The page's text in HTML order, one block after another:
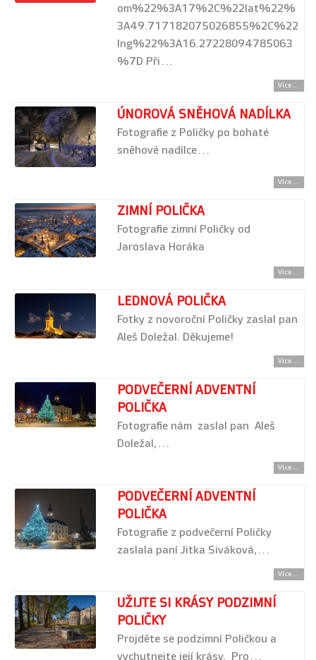
om%22%3A17%2C%22lat%22%
3A49.717182075026855%2C%22
lng%22%3A16.27228094785063
%7D Při…
Více...
ÚNOROVÁ SNĚHOVÁ NADÍLKA
Fotografie z Poličky po bohaté
sněhové nadílce…
Více...
ZIMNÍ POLIČKA
Fotografie zimní Poličky od
Jaroslava Horáka
Více...
LEDNOVÁ POLIČKA
Fotky z novoroční Poličky zaslal pan
Aleš Doležal. Děkujeme!
Více...
PODVEČERNÍ ADVENTNÍ
POLIČKA
Fotografie nám zaslal pan Aleš
Doležal,…
Více...
PODVEČERNÍ ADVENTNÍ
POLIČKA
Fotografie z podvečerní Poličky
zaslala paní Jitka Siváková,…
Více...
UŽIJTE SI KRÁSY PODZIMNÍ
POLIČKY
Projděte se podzimní Poličkou a
vychutnejte její krásy. Pro…